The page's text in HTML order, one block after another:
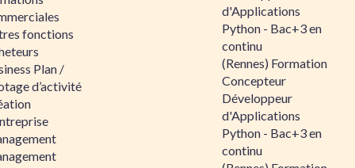
fonctions
Plan /
d’activité
d'Applications
Python - Bac+3 en
continu
(Rennes) Formation
Concepteur
Développeur
d'Applications
Python - Bac+3 en
continu